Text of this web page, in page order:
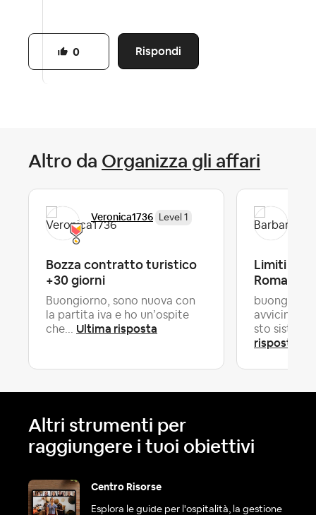
Rispondi
0
Altro da Organizza gli affari
Veronica1736 Level 1
Bozza contratto turistico
+30 giorni
Buongiorno, sono nuova con
la partita iva e ho un’ospite
che... Ultima risposta
Limiti
Romagna
sto
risposta
Altri strumenti per
raggiungere i tuoi obiettivi
Centro Risorse
Esplora le guide per l'ospitalità, la gestione